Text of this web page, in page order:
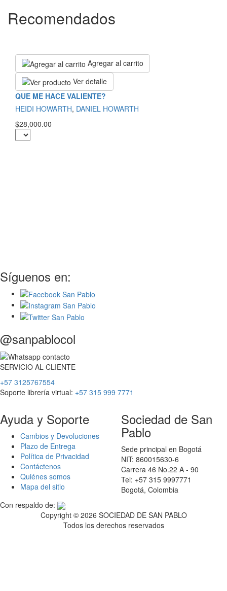
Recomendados
Agregar al carrito
Ver detalle
QUE ME HACE VALIENTE?
HEIDI HOWARTH, DANIEL HOWARTH
$28,000.00
Síguenos en:
@sanpablocol
SERVICIO AL CLIENTE
+57 3125767554
Soporte librería virtual: +57 315 999 7771
Ayuda y Soporte
Cambios y Devoluciones
Plazo de Entrega
Política de Privacidad
Contáctenos
Quiénes somos
Mapa del sitio
Sociedad de San
Pablo
Sede principal en Bogotá
NIT: 860015630-6
Carrera 46 No.22 A - 90
Tel: +57 315 9997771
Bogotá, Colombia
Con respaldo de:
Copyright © 2026 SOCIEDAD DE SAN PABLO
Todos los derechos reservados